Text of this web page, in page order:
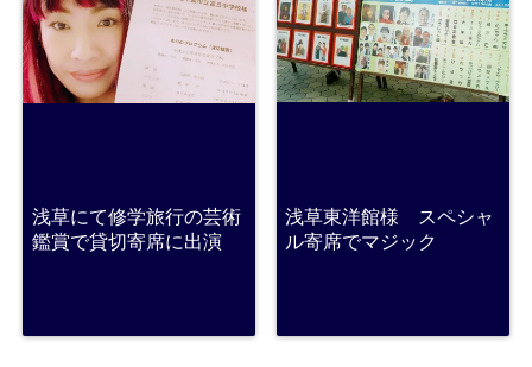
浅草にて修学旅行の芸術
鑑賞で貸切寄席に出演
浅草東洋館様 スペシャ
ル寄席でマジック